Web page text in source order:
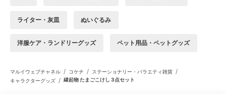
ライター・灰皿 ぬいぐるみ
洋服ケア・ランドリーグッズ ペット用品・ペットグッズ
マルイウェブチャネル / コケチ / ステーショナリー・バラエティ雑貨 /
キャラクターグッズ / 縁起物 たまごこけし 3点セット